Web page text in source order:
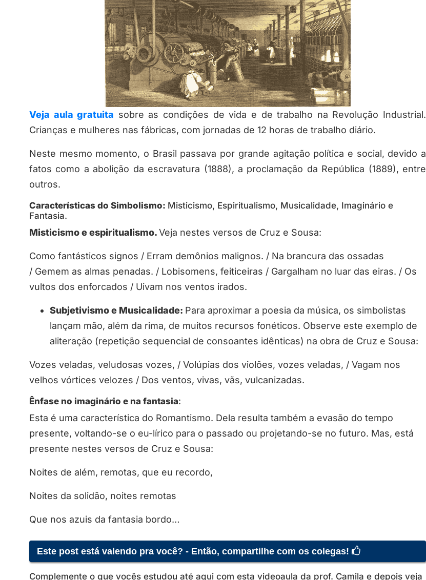
Veja aula gratuita sobre as condições de vida e de trabalho na Revolução Industrial.
Crianças e mulheres nas fábricas, com jornadas de 12 horas de trabalho diário.
Neste mesmo momento, o Brasil passava por grande agitação política e social, devido a
fatos como a abolição da escravatura (1888), a proclamação da República (1889), entre
outros.
Características do Simbolismo: Misticismo, Espiritualismo, Musicalidade, Imaginário e
Fantasia.
Misticismo e espiritualismo.Veja nestes versos de Cruz e Sousa:
Como fantásticos signos / Erram demônios malignos. / Na brancura das ossadas
/ Gemem as almas penadas. / Lobisomens, feiticeiras / Gargalham no luar das eiras. / Os
vultos dos enforcados / Uivam nos ventos irados.
Subjetivismo e Musicalidade: Para aproximar a poesia da música, os simbolistas
lançam mão, além da rima, de muitos recursos fonéticos. Observe este exemplo de
aliteração (repetição sequencial de consoantes idênticas) na obra de Cruz e Sousa:
Vozes veladas, veludosas vozes, / Volúpias dos violões, vozes veladas, / Vagam nos
velhos vórtices velozes / Dos ventos, vivas, vãs, vulcanizadas.
Ênfase no imaginário e na fantasia:
Esta é uma característica do Romantismo. Dela resulta também a evasão do tempo
presente, voltando-se o eu-lírico para o passado ou projetando-se no futuro. Mas, está
presente nestes versos de Cruz e Sousa:
Noites de além, remotas, que eu recordo,
Noites da solidão, noites remotas
Que nos azuis da fantasia bordo…
Este post está valendo pra você? - Então, compartilhe com os colegas!
Complemente o que vocês estudou até aqui com esta videoaula da prof. Camila e depois veja